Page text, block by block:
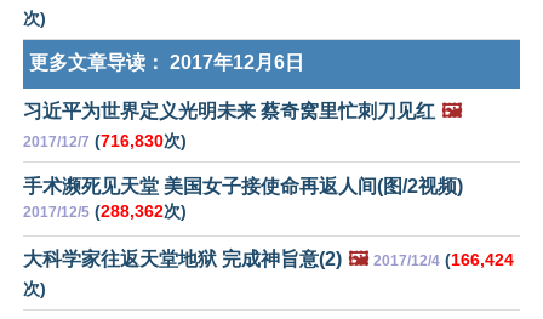
次)
更多文章导读： 2017年12月6日
习近平为世界定义光明未来 蔡奇窝里忙刺刀见红 🖼️
2017/12/7 (716,830次)
手术濒死见天堂 美国女子接使命再返人间(图/2视频)
2017/12/5 (288,362次)
大科学家往返天堂地狱 完成神旨意(2) 🖼️ 2017/12/4 (166,424
次)